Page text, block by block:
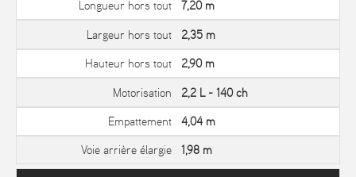
Longueur hors tout 7,20 m
Largeur hors tout 2,35 m
Hauteur hors tout 2,90 m
Motorisation 2,2 L - 140 ch
Empattement 4,04 m
Voie arrière élargie 1,98 m